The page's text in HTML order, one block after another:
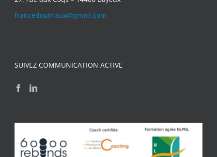
francedoutriaux@gmail.com
SUIVEZ COMMUNICATION ACTIVE